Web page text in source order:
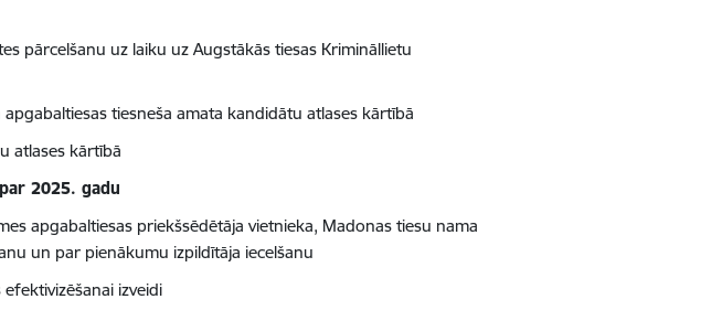
pārcelšanu uz laiku uz Augstākās tiesas Krimināllietu
tiesneša amata kandidātu atlases kārtībā
atlases kārtībā
2025. gadu
apgabaltiesas priekšsēdētāja vietnieka, Madonas tiesu nama
un par pienākumu izpildītāja iecelšanu
izveidi